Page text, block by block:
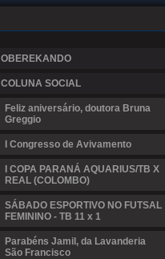
OBEREKANDO
COLUNA SOCIAL
Feliz aniversário, doutora Bruna
Greggio
I Congresso de Avivamento
I COPA PARANÁ AQUARIUS/TB X
REAL (COLOMBO)
SÁBADO ESPORTIVO NO FUTSAL
FEMININO - TB 11 x 1
Parabéns Jamil, da Lavanderia
São Francisco